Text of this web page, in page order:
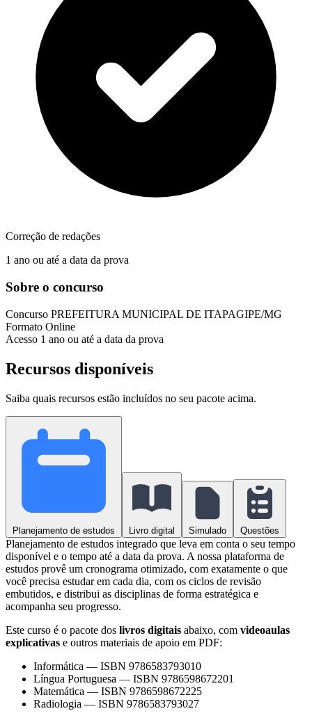
Correção de redações
1 ano ou até a data da prova
Sobre o concurso
Concurso PREFEITURA MUNICIPAL DE ITAPAGIPE/MG
Formato Online
Acesso 1 ano ou até a data da prova
Recursos disponíveis
Saiba quais recursos estão incluídos no seu pacote acima.
Planejamento de estudos Livro digital Simulado Questões
Planejamento de estudos integrado que leva em conta o seu tempo
disponível e o tempo até a data da prova. A nossa plataforma de
estudos provê um cronograma otimizado, com exatamente o que
você precisa estudar em cada dia, com os ciclos de revisão
embutidos, e distribui as disciplinas de forma estratégica e
acompanha seu progresso.
Este curso é o pacote dos livros digitais abaixo, com videoaulas
explicativas e outros materiais de apoio em PDF:
Informática — ISBN 9786583793010
Língua Portuguesa — ISBN 9786598672201
Matemática — ISBN 9786598672225
Radiologia — ISBN 9786583793027